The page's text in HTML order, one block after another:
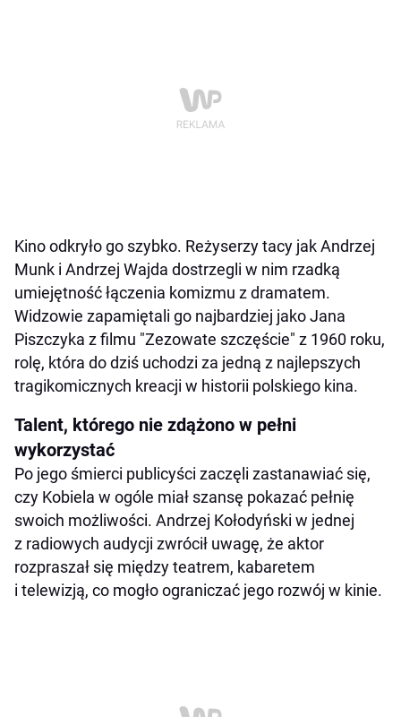
Kino odkryło go szybko. Reżyserzy tacy jak Andrzej
Munk i Andrzej Wajda dostrzegli w nim rzadką
umiejętność łączenia komizmu z dramatem.
Widzowie zapamiętali go najbardziej jako Jana
Piszczyka z filmu "Zezowate szczęście" z 1960 roku,
rolę, która do dziś uchodzi za jedną z najlepszych
tragikomicznych kreacji w historii polskiego kina.
Talent, którego nie zdążono w pełni
wykorzystać
Po jego śmierci publicyści zaczęli zastanawiać się,
czy Kobiela w ogóle miał szansę pokazać pełnię
swoich możliwości. Andrzej Kołodyński w jednej
z radiowych audycji zwrócił uwagę, że aktor
rozpraszał się między teatrem, kabaretem
i telewizją, co mogło ograniczać jego rozwój w kinie.